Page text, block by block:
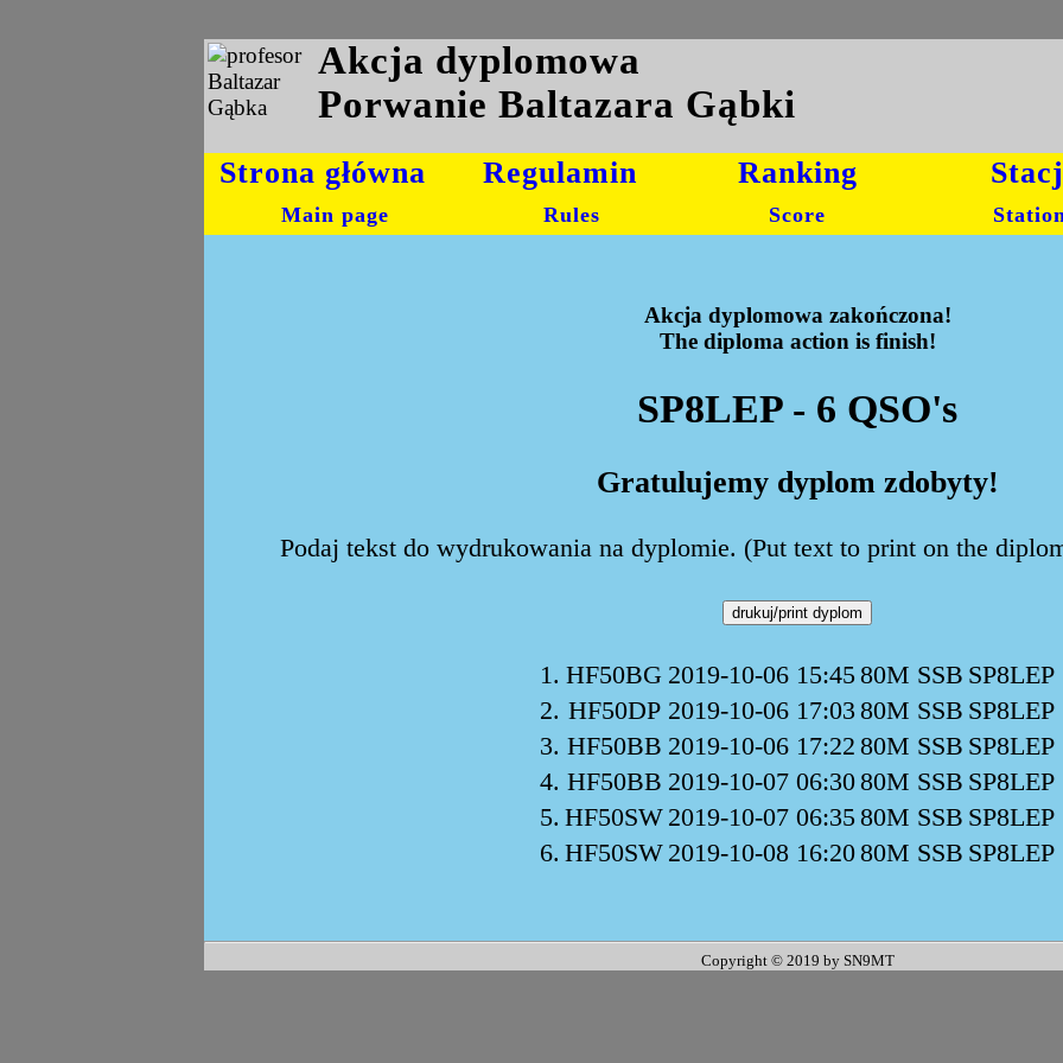
Akcja dyplomowa
Porwanie Baltazara Gąbki
Strona główna
Main page
Regulamin
Rules
Ranking
Score
Akcja dyplomowa zakończona!
The diploma action is finish!
SP8LEP - 6 QSO's
Gratulujemy dyplom zdobyty!
Podaj tekst do wydrukowania na dyplomie. (Put text to print on the
1. HF50BG 2019-10-06 15:4580M SSB SP8LEP
2. HF50DP 2019-10-06 17:03 80M SSB SP8LEP
3. HF50BB 2019-10-06 17:22 80M SSB SP8LEP
4. HF50BB 2019-10-07 06:3080M SSB SP8LEP
5. HF50SW 2019-10-07 06:3580M SSB SP8LEP
6. HF50SW 2019-10-08 16:2080M SSB SP8LEP
Copyright © 2019 by SN9MT